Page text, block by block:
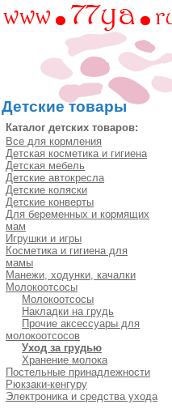
Детские товары
Каталог детских товаров:
Все для кормления
Детская косметика и гигиена
Детская мебель
Детские автокресла
Детские коляски
Детские конверты
Для беременных и кормящих
мам
Игрушки и игры
Косметика и гигиена для
мамы
Манежи, ходунки, качалки
Молокоотсосы
Молокоотсосы
Накладки на грудь
Прочие аксессуары для
молокоотсосов
Уход за грудью
Хранение молока
Постельные принадлежности
Рюкзаки-кенгуру
Электроника и средства ухода